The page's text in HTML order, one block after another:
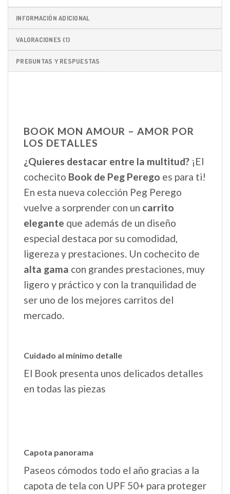
INFORMACIÓN ADICIONAL
VALORACIONES (1)
PREGUNTAS Y RESPUESTAS
BOOK MON AMOUR – AMOR POR
LOS DETALLES
¿Quieres destacar entre la multitud? ¡El
cochecito Book de Peg Perego es para ti!
En esta nueva colección Peg Perego
vuelve a sorprender con un carrito
elegante que además de un diseño
especial destaca por su comodidad,
ligereza y prestaciones. Un cochecito de
alta gama con grandes prestaciones, muy
ligero y práctico y con la tranquilidad de
ser uno de los mejores carritos del
mercado.
Cuidado al mínimo detalle
El Book presenta unos delicados detalles
en todas las piezas
Capota panorama
Paseos cómodos todo el año gracias a la
capota de tela con UPF 50+ para proteger